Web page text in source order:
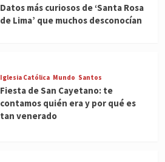
Datos más curiosos de ‘Santa Rosa
de Lima’ que muchos desconocían
Iglesia Católica Mundo Santos
Fiesta de San Cayetano: te
contamos quién era y por qué es
tan venerado